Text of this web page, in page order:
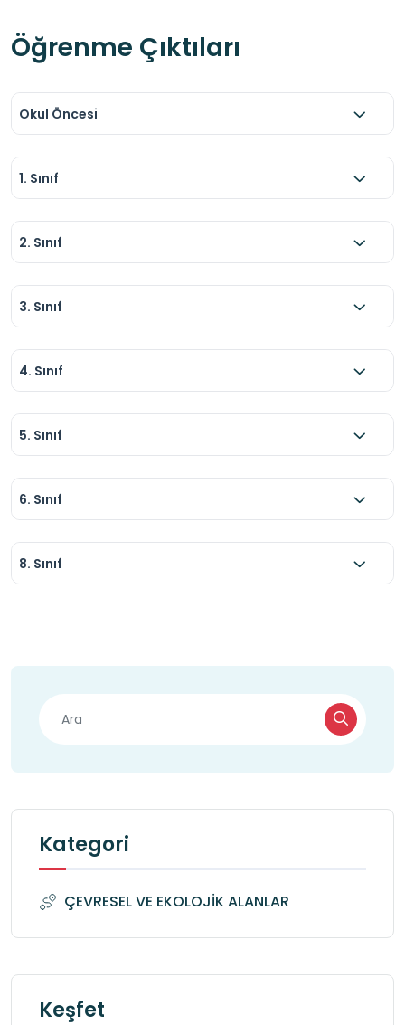
Öğrenme Çıktıları
Okul Öncesi
1. Sınıf
2. Sınıf
3. Sınıf
4. Sınıf
5. Sınıf
6. Sınıf
8. Sınıf
Kategori
ÇEVRESEL VE EKOLOJİK ALANLAR
Keşfet